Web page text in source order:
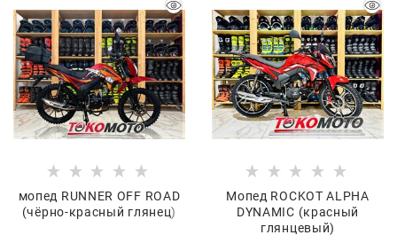
мопед RUNNER OFF ROAD
(чёрно-красный глянец)
Мопед ROCKOT ALPHA
DYNAMIC (красный
глянцевый)